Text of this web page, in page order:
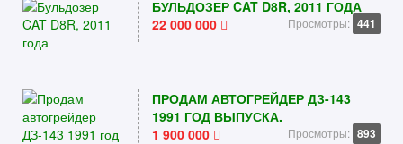
БУЛЬДОЗЕР CAT D8R, 2011 ГОДА
22 000 000
Просмотры: 441
ПРОДАМ АВТОГРЕЙДЕР ДЗ-143
1991 ГОД ВЫПУСКА.
1 900 000
Просмотры: 893